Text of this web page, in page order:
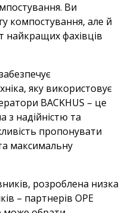
Ви
компостування, але й
найкращих фахівців
яку використовує
BACKHUS – це
з надійністю та
пропонувати
максимальну
розроблена низка
– партнерів OPE